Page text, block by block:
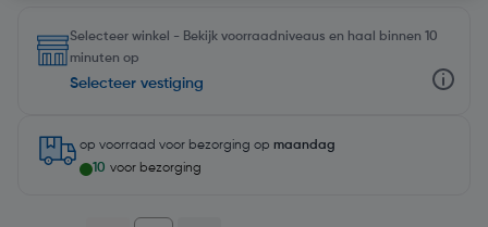
Selecteer winkel - Bekijk voorraadniveaus en haal binnen 10
minuten op
Selecteer vestiging
op voorraad voor bezorging op maandag
10 voor bezorging